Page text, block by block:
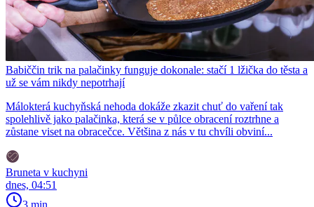
Babiččin trik na palačinky funguje dokonale: stačí 1 lžička do těsta a
už se vám nikdy nepotrhají
Málokterá kuchyňská nehoda dokáže zkazit chuť do vaření tak
spolehlivě jako palačinka, která se v půlce obracení roztrhne a
zůstane viset na obracečce. Většina z nás v tu chvíli obviní...
Bruneta v kuchyni
dnes, 04:51
3 min